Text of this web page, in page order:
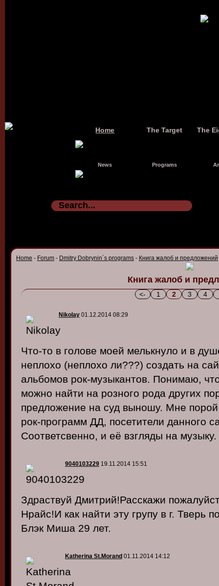
Home The Target The
News Programs
Home - Forum - Dmitry Dobrynin´s programs - Книга жалоб и предложений
Книга жалоб и
<- 1 2 3 4
Nikolay 01.12.2014 08:29
Что-то в голове моей мелькнуло и в
неплохо (неплохо ли???) создать на
альбомов рок-музыкантов. Понимаю,
можно найти на розного рода других
предложение на суд выношу. Мне порой
рок-программ ДД, посетители данного
Соответсвенно, и её взгляды на музыку.
9040103229 19.11.2014 15:51
Здраствуй Дмитрий!Расскажи
Нрайс!И как найти эту групу в г. Тверь
Блэк Миша 29 лет.
Katherina St.Morand 01.11.2014 14:12